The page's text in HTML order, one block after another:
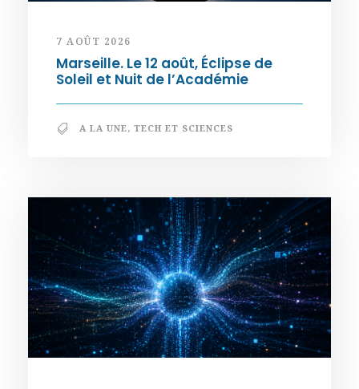
7 AOÛT 2026
Marseille. Le 12 août, Éclipse de
Soleil et Nuit de l’Académie
A LA UNE, TECH ET SCIENCES